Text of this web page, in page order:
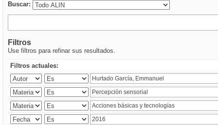
Buscar:
Filtros
Use filtros para refinar sus resultados.
Filtros actuales: